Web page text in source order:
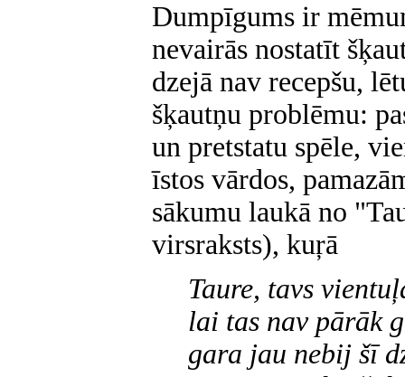
Dumpīgums ir
nevairās nostatīt
dzejā nav recepšu,
šķautņu problēmu:
un pretstatu spēle,
īstos vārdos,
sākumu laukā no
virsraksts), kuŗā
Taure, tavs
lai tas nav pārāk
gara jau nebij šī